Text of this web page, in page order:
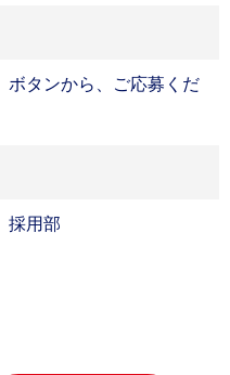
ボタンから、ご応募くだ
採用部